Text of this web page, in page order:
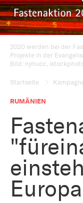
2020 werden bei der
Projekte in der
Bild: njmucc,
Startseite
RUMÄNIEN